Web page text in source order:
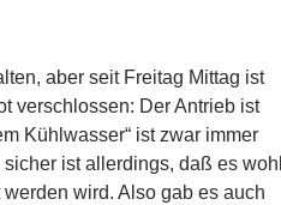
aber seit Freitag Mittag ist
verschlossen: Der Antrieb ist
Kühlwasser“ ist zwar immer
ist allerdings, daß es wohl
wird. Also gab es auch